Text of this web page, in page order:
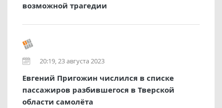
возможной трагедии
20:19, 23 августа 2023
Евгений Пригожин числился в списке
пассажиров разбившегося в Тверской
области самолёта